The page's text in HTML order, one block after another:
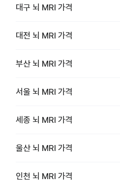
대구 뇌 MRI 가격
대전 뇌 MRI 가격
부산 뇌 MRI 가격
서울 뇌 MRI 가격
세종 뇌 MRI 가격
울산 뇌 MRI 가격
인천 뇌 MRI 가격